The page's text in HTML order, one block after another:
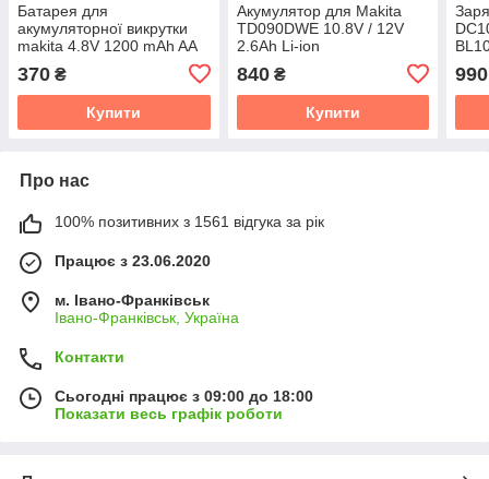
Батарея для
акумуляторної викрутки
makita 4.8V 1200 mAh AA
370 ₴
Купити
Акумулятор для Makita
TD090DWE 10.8V / 12V
2.6Ah Li-ion
840₴
Купити
990
Про нас
100% позитивних з 1561 відгука за рік
Працює з 23.06.2020
м. Івано-Франківськ
Івано-Франківськ, Україна
Контакти
Сьогодні працює з 09:00 до 18:00
Показати весь графік роботи